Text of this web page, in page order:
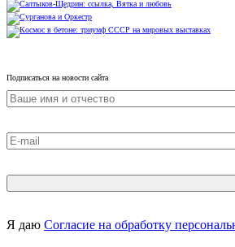
Подписаться на новости сайта
Я даю Согласие на обработку